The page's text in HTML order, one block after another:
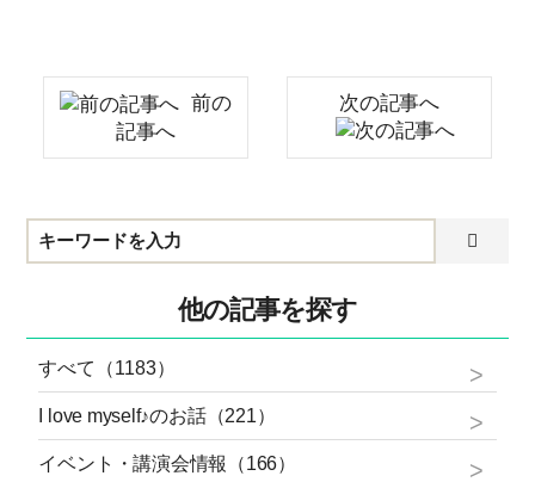
前の
記事へ
次の記事へ
他の記事を探す
すべて（1183）
I love myself♪のお話（221）
イベント・講演会情報（166）